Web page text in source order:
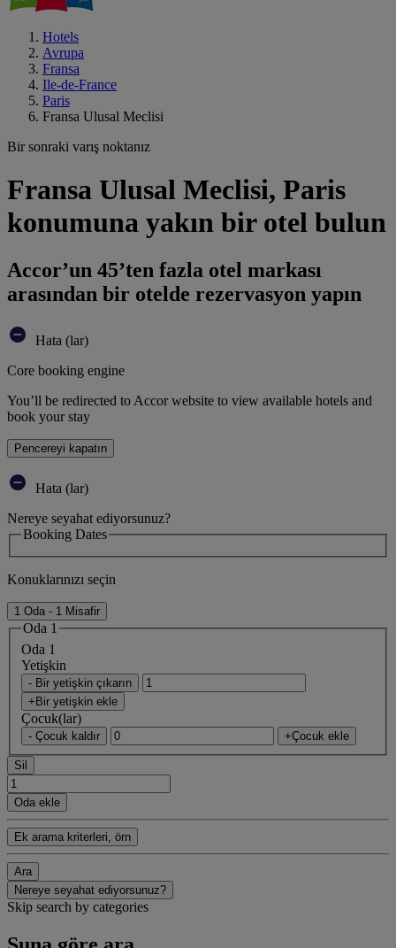
Hotels
Avrupa
Fransa
Ile-de-France
Paris
Fransa Ulusal Meclisi
Bir sonraki varış noktanız
Fransa Ulusal Meclisi, Paris
konumuna yakın bir otel bulun
Accor’un 45’ten fazla otel markası
arasından bir otelde rezervasyon yapın
Hata (lar)
Core booking engine
You’ll be redirected to Accor website to view available hotels and
book your stay
Pencereyi kapatın
Hata (lar)
Nereye seyahat ediyorsunuz?
Booking Dates
Konuklarınızı seçin
1 Oda - 1 Misafir
Oda 1
Oda 1
Yetişkin
- Bir yetişkin çıkarın
+Bir yetişkin ekle
Çocuk(lar)
- Çocuk kaldır +Çocuk ekle
Sil
Oda ekle
Ek arama kriterleri, örn
Ara
Nereye seyahat ediyorsunuz?
Skip search by categories